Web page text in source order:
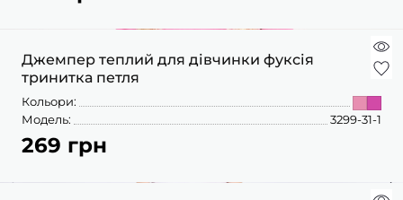
Джемпер теплий для дівчинки фуксія
тринитка петля
Кольори:
Модель:
3299-31-1
269 грн